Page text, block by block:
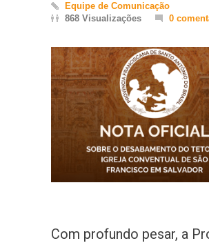
Equipe de Comunicação
868 Visualizações
0
Com profundo pesar, a